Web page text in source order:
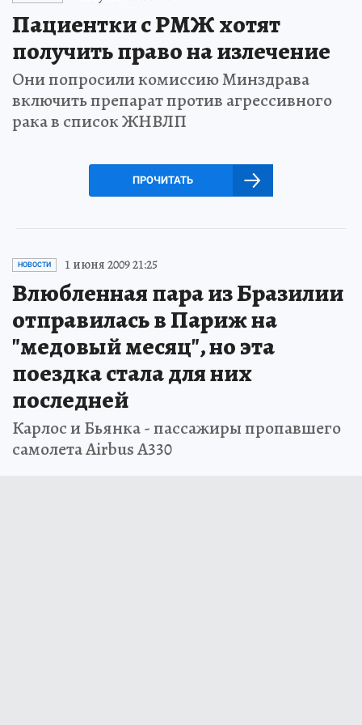
Пациентки с РМЖ хотят
получить право на излечение
Они попросили комиссию Минздрава
включить препарат против агрессивного
рака в список ЖНВЛП
ПРОЧИТАТЬ
НОВОСТИ 1 июня 2009 21:25
Влюбленная пара из Бразилии
отправилась в Париж на
"медовый месяц", но эта
поездка стала для них
последней
Карлос и Бьянка - пассажиры пропавшего
cамолета Airbus A330